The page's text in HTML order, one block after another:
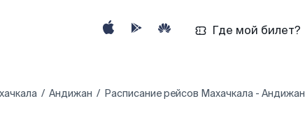
Где мой билет?
Андижан Расписание рейсов Махачкала - Андижан